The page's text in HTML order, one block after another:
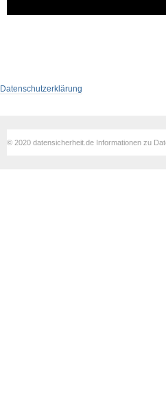
Datenschutzerklärung
© 2020 datensicherheit.de Informationen zu